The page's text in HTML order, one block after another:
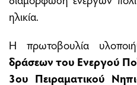
ηλικία.
Η πρωτοβουλία
δράσεων του Ενεργού
3ου Πειραματικού